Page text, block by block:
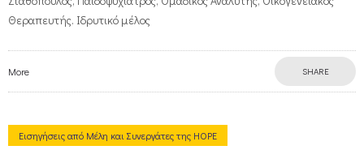
Θεραπευτής. Ιδρυτικό μέλος
More SHARE
Εισηγήσεις από Μέλη και Συνεργάτες της HOPE